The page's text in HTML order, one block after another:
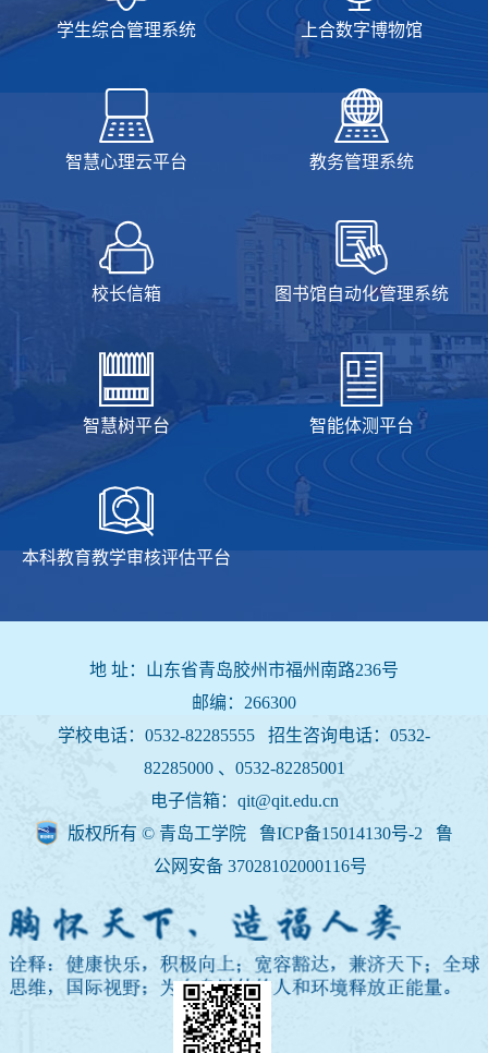
学生综合管理系统 上合数字博物馆
智慧心理云平台 教务管理系统
校长信箱 图书馆自动化管理系统
智慧树平台 智能体测平台
本科教育教学审核评估平台
地 址：山东省青岛胶州市福州南路236号
邮编：266300
学校电话：0532-82285555 招生咨询电话： 0532-
82285000 、0532-82285001
电子信箱：qit@qit.edu.cn
版权所有 © 青岛工学院 鲁ICP备15014130号-2
鲁
公网安备 37028102000116号